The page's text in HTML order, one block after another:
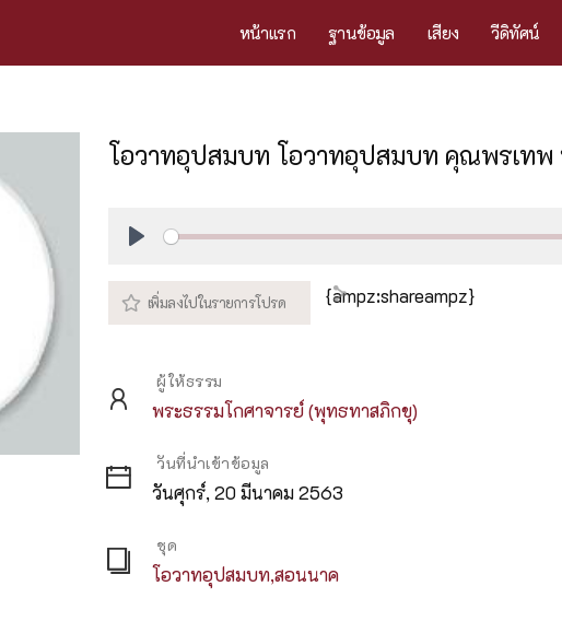
หน้าแรก ฐานข้อมูล เสียง วีดิทัศน์
โอวาทอุปสมบท โอวาทอุปสมบท คุณพรเทพ
{ampz:shareampz}
ผู้ให้ธรรม
พระธรรมโกศาจารย์ (พุทธทาสภิกขุ)
วันที่นำเข้าข้อมูล
วันศุกร์, 20 มีนาคม 2563
ชุด
โอวาทอุปสมบท,สอนนาค